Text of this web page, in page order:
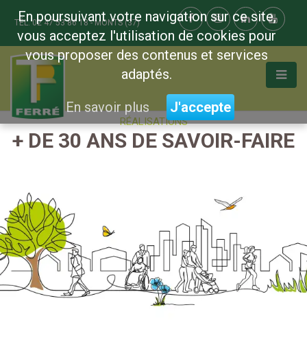
TÉL. 02 47 53 86 18 - MONTS (37)
RÉALISATIONS
+ DE 30 ANS DE SAVOIR-FAIRE
En poursuivant votre navigation sur ce site,
vous acceptez l'utilisation de cookies pour
vous proposer des contenus et services
adaptés.
En savoir plus
J'accepte